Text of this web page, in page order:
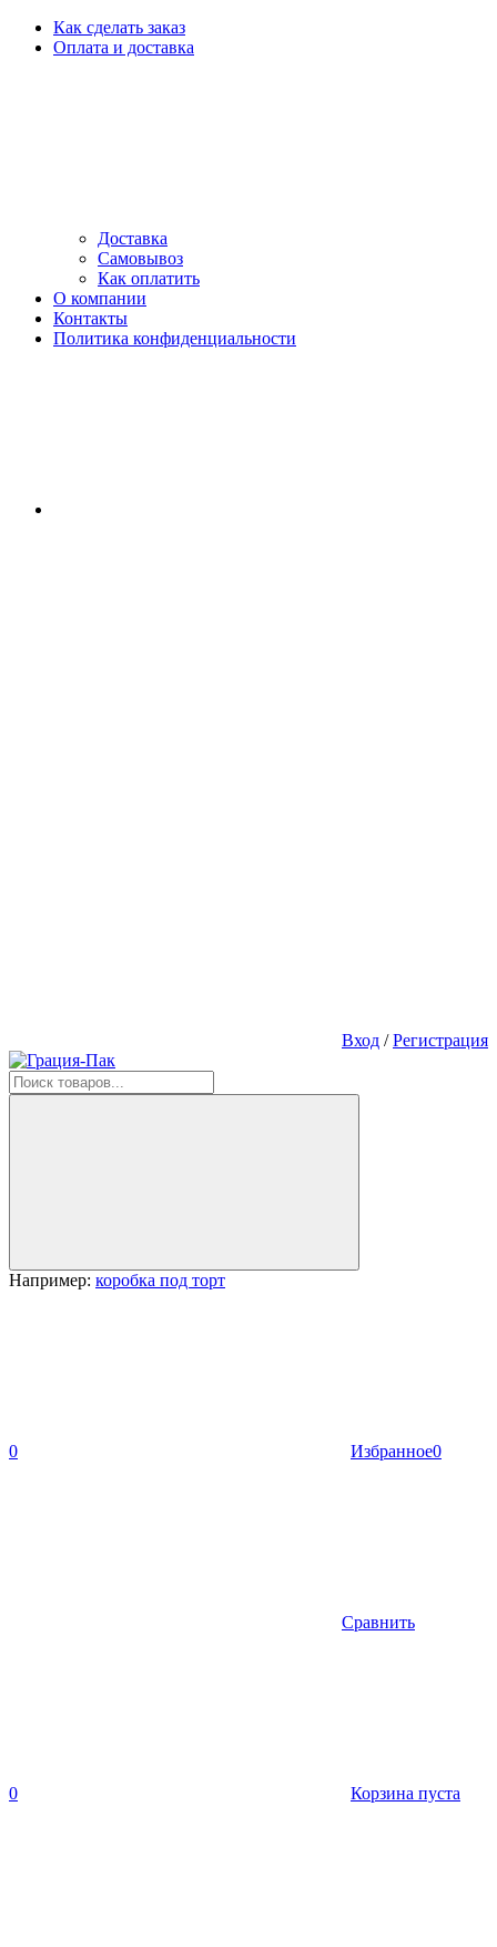
Как сделать заказ
Оплата и доставка
Доставка
Самовывоз
Как оплатить
О компании
Контакты
Политика конфиденциальности
Вход /Регистрация
Например: коробка под торт
0 Избранное0
Сравнить
0 Корзина пуста